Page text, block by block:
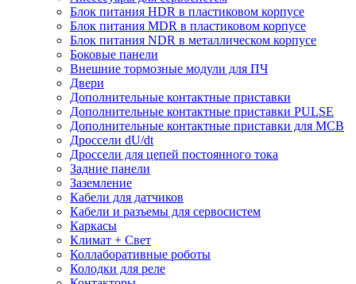
Блок питания HDR в пластиковом корпусе
Блок питания MDR в пластиковом корпусе
Блок питания NDR в металлическом корпусе
Боковые панели
Внешние тормозные модули для ПЧ
Двери
Дополнительные контактные приставки
Дополнительные контактные приставки PULSE
Дополнительные контактные приставки для MCB
Дроссели dU/dt
Дроссели для цепей постоянного тока
Задние панели
Заземление
Кабели для датчиков
Кабели и разъемы для сервосистем
Каркасы
Климат + Свет
Коллаборативные роботы
Колодки для реле